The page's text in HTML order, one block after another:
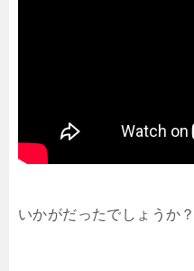
いかがだったでしょうか？